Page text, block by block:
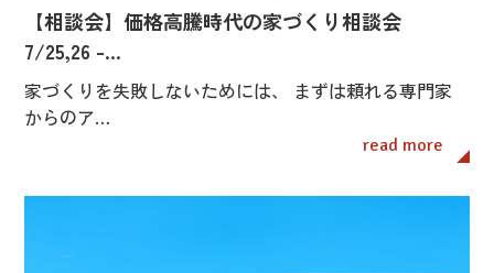
【相談会】価格高騰時代の家づくり相談会
7/25,26 -…
家づくりを失敗しないためには、 まずは頼れる専門家
からのア…
read more